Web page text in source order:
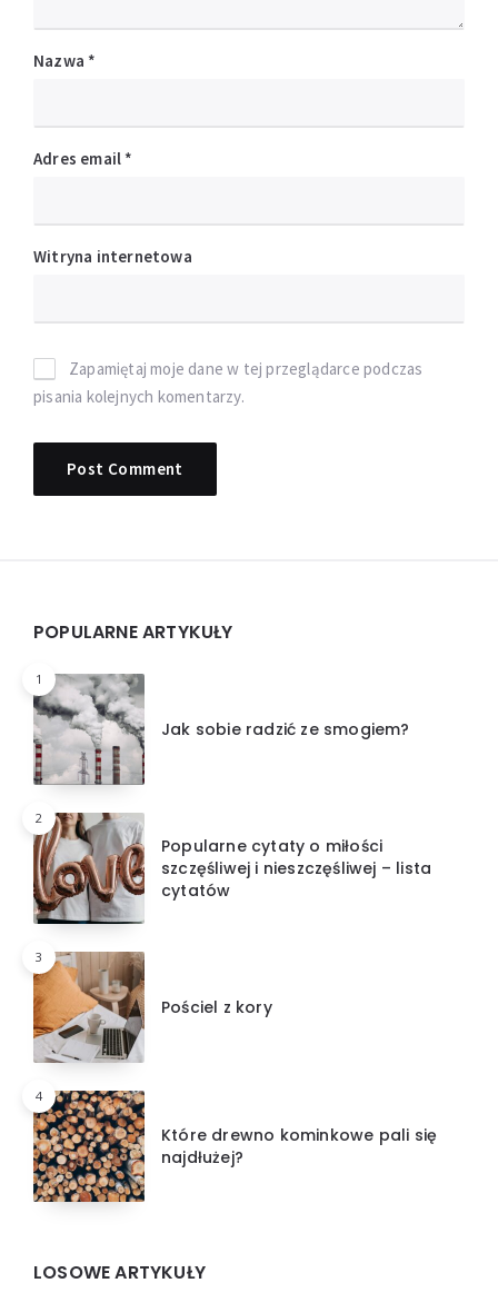
Nazwa *
Adres email *
Witryna internetowa
Zapamiętaj moje dane w tej przeglądarce podczas
pisania kolejnych komentarzy.
Widgets
POPULARNE ARTYKUŁY
1
Jak sobie radzić ze smogiem?
2
Popularne cytaty o miłości
szczęśliwej i nieszczęśliwej – lista
cytatów
3
Pościel z kory
4
Które drewno kominkowe pali się
najdłużej?
LOSOWE ARTYKUŁY